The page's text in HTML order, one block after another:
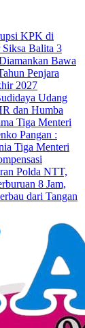
KPK di
Balita 3
Bawa
Penjara
2027
Udang
dan Humba
Tiga Menteri
Pangan :
Tiga Menteri
Polda NTT,
8 Jam,
dari Tangan